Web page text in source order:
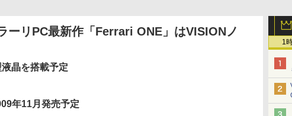
1
ーリPC最新作「Ferrari ONE」はVISIONノ
晶を搭載予定
年11月発売予定